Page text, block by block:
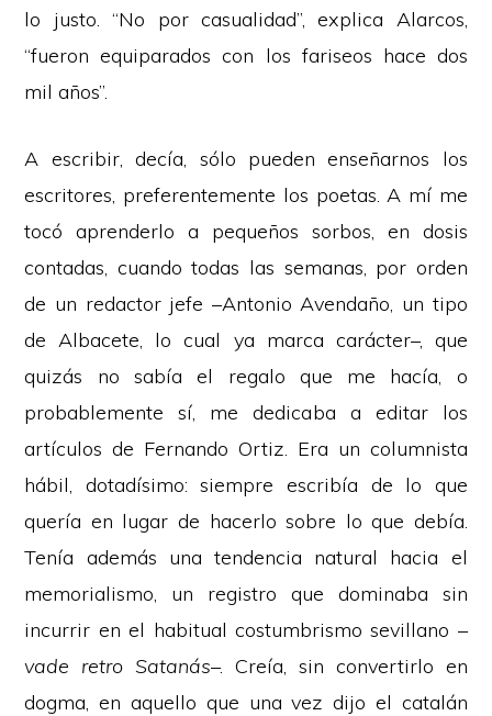
lo justo. “No por casualidad”, explica Alarcos,
“fueron equiparados con los fariseos hace dos
mil años”.
A escribir, decía, sólo pueden enseñarnos los
escritores, preferentemente los poetas. A mí me
tocó aprenderlo a pequeños sorbos, en dosis
contadas, cuando todas las semanas, por orden
de un redactor jefe –Antonio Avendaño, un tipo
de Albacete, lo cual ya marca carácter–, que
quizás no sabía el regalo que me hacía, o
probablemente sí, me dedicaba a editar los
artículos de Fernando Ortiz. Era un columnista
hábil, dotadísimo: siempre escribía de lo que
quería en lugar de hacerlo sobre lo que debía.
Tenía además una tendencia natural hacia el
memorialismo, un registro que dominaba sin
incurrir en el habitual costumbrismo sevillano –
vade retro Satanás–. Creía, sin convertirlo en
dogma, en aquello que una vez dijo el catalán